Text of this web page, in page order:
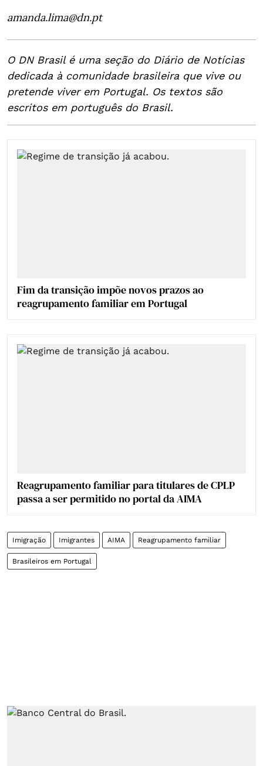
amanda.lima@dn.pt
O DN Brasil é uma seção do Diário de Notícias
dedicada à comunidade brasileira que vive ou
pretende viver em Portugal. Os textos são
escritos em português do Brasil.
Fim da transição impõe novos prazos ao
reagrupamento familiar em Portugal
Reagrupamento familiar para titulares de CPLP
passa a ser permitido no portal da AIMA
Imigração Imigrantes AIMA Reagrupamento familiar
Brasileiros em Portugal